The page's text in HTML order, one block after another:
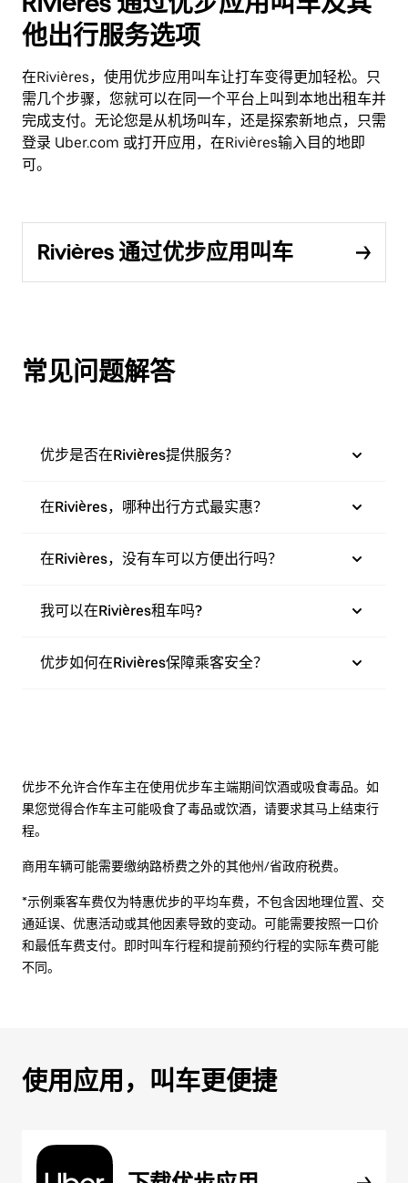
他出行服务选项
在Rivières，使用优步应用叫车让打车变得更加轻松。只
需几个步骤，您就可以在同一个平台上叫到本地出租车并
完成支付。无论您是从机场叫车，还是探索新地点，只需
登录 Uber.com 或打开应用，在Rivières输入目的地即
可。
Rivières 通过优步应用叫车
常见问题解答
优步是否在Rivières提供服务？
在Rivières，哪种出行方式最实惠？
在Rivières，没有车可以方便出行吗？
我可以在Rivières租车吗?
优步如何在Rivières保障乘客安全？
优步不允许合作车主在使用优步车主端期间饮酒或吸食毒品。如
果您觉得合作车主可能吸食了毒品或饮酒，请要求其马上结束行
程。
商用车辆可能需要缴纳路桥费之外的其他州/省政府税费。
*示例乘客车费仅为特惠优步的平均车费，不包含因地理位置、交
通延误、优惠活动或其他因素导致的变动。可能需要按照一口价
和最低车费支付。即时叫车行程和提前预约行程的实际车费可能
不同。
使用应用，叫车更便捷